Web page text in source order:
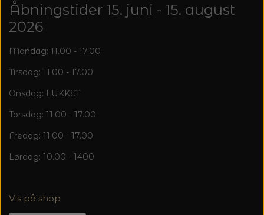
Åbningstider 15. juni - 15. august
2026
Mandag: 11.00 - 17.00
Tirsdag: 11.00 - 17.00
Onsdag: LUKKET
Torsdag: 11.00 - 17.00
Fredag: 11.00 - 17.00
Lørdag: 10.00 - 1400
Vis på shop